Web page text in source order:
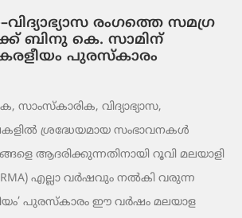
രംഗത്തെ സമഗ്ര
ബിനു കെ. സാമിന്
പുരസ്‌കാരം
വിദ്യാഭ്യാസ,
ശ്രദ്ധേയമായ സംഭാവനകൾ
ആദരിക്കുന്നതിനായി റൂവി മലയാളി
എല്ലാ വർഷവും നൽകി വരുന്ന
പുരസ്‌കാരം ഈ വർഷം മലയാള